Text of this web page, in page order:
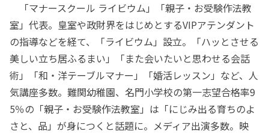
「マナースクール ライビウム」「親子・お受験作法教
室」代表。皇室や政財界をはじめとするVIPアテンダント
の指導などを経て、「ライビウム」設立。「ハッとさせる
美しい立ち居ふるまい」「また会いたいと思わせる会話
術」「和・洋テーブルマナー」「婚活レッスン」など、人
気講座多数。難関幼稚園、名門小学校の第一志望合格率9
5％の「親子・お受験作法教室」は「にじみ出る育ちのよ
さと、品」が身につくと話題に。メディア出演多数。映